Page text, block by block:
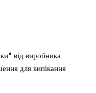
від виробника
для випікання